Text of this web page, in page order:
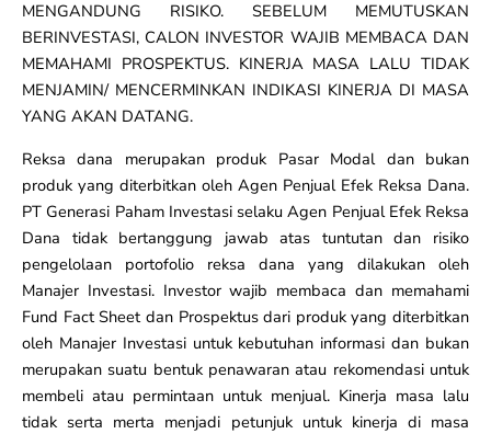
MENGANDUNG RISIKO. SEBELUM MEMUTUSKAN
BERINVESTASI, CALON INVESTOR WAJIB MEMBACA DAN
MEMAHAMI PROSPEKTUS. KINERJA MASA LALU TIDAK
MENJAMIN/ MENCERMINKAN INDIKASI KINERJA DI MASA
YANG AKAN DATANG.
Reksa dana merupakan produk Pasar Modal dan bukan
produk yang diterbitkan oleh Agen Penjual Efek Reksa Dana.
PT Generasi Paham Investasi selaku Agen Penjual Efek Reksa
Dana tidak bertanggung jawab atas tuntutan dan risiko
pengelolaan portofolio reksa dana yang dilakukan oleh
Manajer Investasi. Investor wajib membaca dan memahami
Fund Fact Sheet dan Prospektus dari produk yang diterbitkan
oleh Manajer Investasi untuk kebutuhan informasi dan bukan
merupakan suatu bentuk penawaran atau rekomendasi untuk
membeli atau permintaan untuk menjual. Kinerja masa lalu
tidak serta merta menjadi petunjuk untuk kinerja di masa